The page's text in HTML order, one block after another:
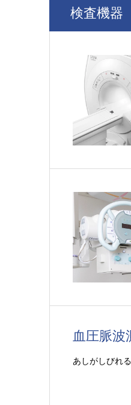
検査機器
血圧脈波
あしがしびれ